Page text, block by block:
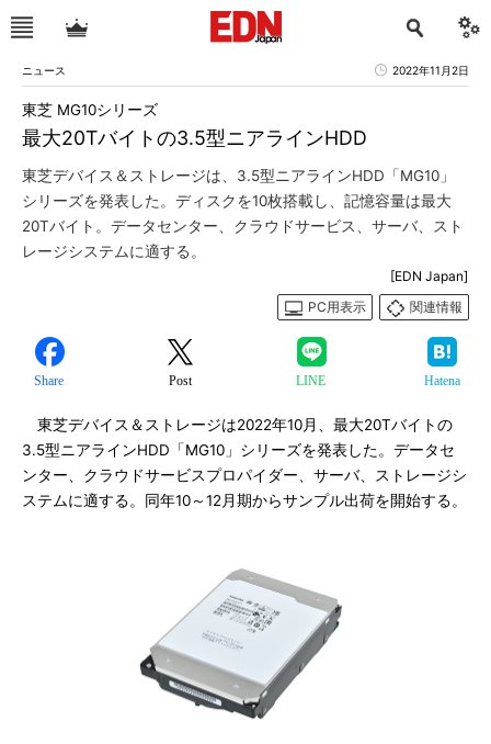
ニュース 2022年11月2日
最大20Tバイトの3.5型ニアラインHDD
東芝 MG10シリーズ
東芝デバイス＆ストレージは、3.5型ニアラインHDD「MG10」
シリーズを発表した。ディスクを10枚搭載し、記憶容量は最大
20Tバイト。データセンター、クラウドサービス、サーバ、スト
レージシステムに適する。
[EDN Japan]
PC用表示
関連情報
Share Post LINE Hatena
東芝デバイス＆ストレージは2022年10月、最大20Tバイトの
3.5型ニアラインHDD「MG10」シリーズを発表した。データセ
ンター、クラウドサービスプロパイダー、サーバ、ストレージシ
ステムに適する。同年10～12月期からサンプル出荷を開始する。